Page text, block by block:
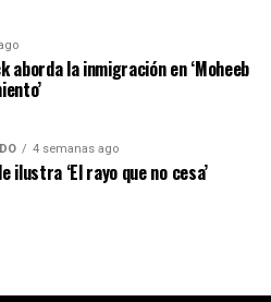
aborda la inmigración en ‘Moheeb
4 semanas ago
ilustra ‘El rayo que no cesa’